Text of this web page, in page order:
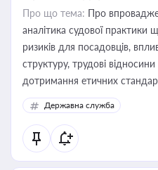
Про що тема: Про
аналітика судової
ризиків для посадовців,
структуру, трудові
дотримання етичних
Державна служба